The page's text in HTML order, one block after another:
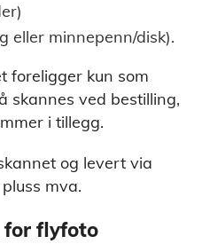
eller minnepenn/disk).
foreligger kun som
skannes ved bestilling,
i tillegg.
og levert via
mva.
for flyfoto